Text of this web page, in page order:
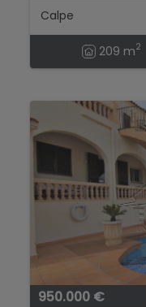
Calpe
209 m2
950.000 €